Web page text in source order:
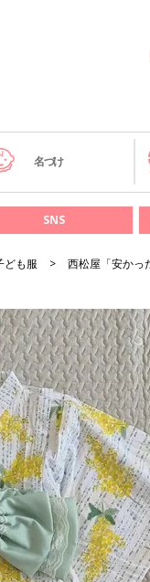
名づけ
SNS
ども服 西松屋「安かっ